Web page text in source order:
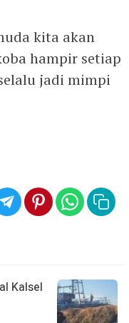
kita akan
hampir setiap
jadi mimpi
Kalsel